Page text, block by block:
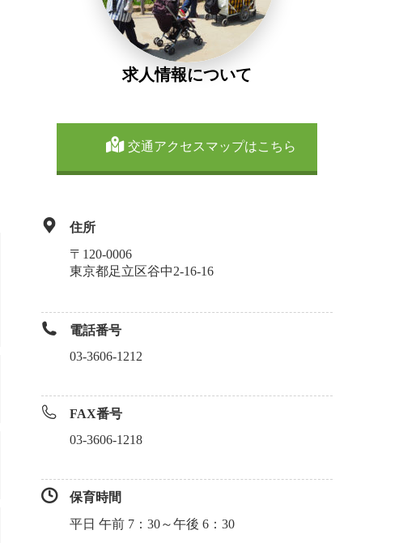
求人情報について
交通アクセスマップはこちら
住所
〒120-0006
東京都足立区谷中2-16-16
電話番号
03-3606-1212
FAX番号
03-3606-1218
保育時間
平日 午前 7：30～午後 6：30